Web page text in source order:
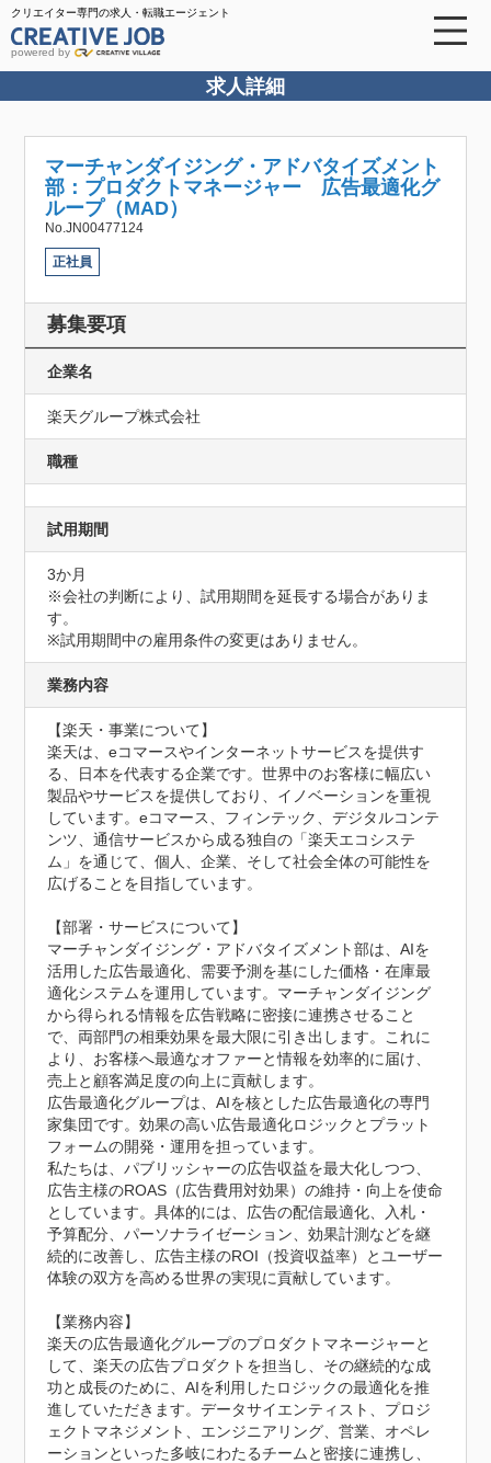
クリエイター専門の求人・転職エージェント
powered by
求人詳細
マーチャンダイジング・アドバタイズメント
部：プロダクトマネージャー 広告最適化グ
ループ（MAD）
No.JN00477124
正社員
募集要項
企業名
楽天グループ株式会社
職種
試用期間
3か月
※会社の判断により、試用期間を延長する場合がありま
す。
※試用期間中の雇用条件の変更はありません。
業務内容
【楽天・事業について】
楽天は、eコマースやインターネットサービスを提供す
る、日本を代表する企業です。世界中のお客様に幅広い
製品やサービスを提供しており、イノベーションを重視
しています。eコマース、フィンテック、デジタルコンテ
ンツ、通信サービスから成る独自の「楽天エコシステ
ム」を通じて、個人、企業、そして社会全体の可能性を
広げることを目指しています。
【部署・サービスについて】
マーチャンダイジング・アドバタイズメント部は、AIを
活用した広告最適化、需要予測を基にした価格・在庫最
適化システムを運用しています。マーチャンダイジング
から得られる情報を広告戦略に密接に連携させること
で、両部門の相乗効果を最大限に引き出します。これに
より、お客様へ最適なオファーと情報を効率的に届け、
売上と顧客満足度の向上に貢献します。
広告最適化グループは、AIを核とした広告最適化の専門
家集団です。効果の高い広告最適化ロジックとプラット
フォームの開発・運用を担っています。
私たちは、パブリッシャーの広告収益を最大化しつつ、
広告主様のROAS（広告費用対効果）の維持・向上を使命
としています。具体的には、広告の配信最適化、入札・
予算配分、パーソナライゼーション、効果計測などを継
続的に改善し、広告主様のROI（投資収益率）とユーザー
体験の双方を高める世界の実現に貢献しています。
【業務内容】
楽天の広告最適化グループのプロダクトマネージャーと
して、楽天の広告プロダクトを担当し、その継続的な成
功と成長のために、AIを利用したロジックの最適化を推
進していただきます。データサイエンティスト、プロジ
ェクトマネジメント、エンジニアリング、営業、オペレ
ーションといった多岐にわたるチームと密接に連携し、